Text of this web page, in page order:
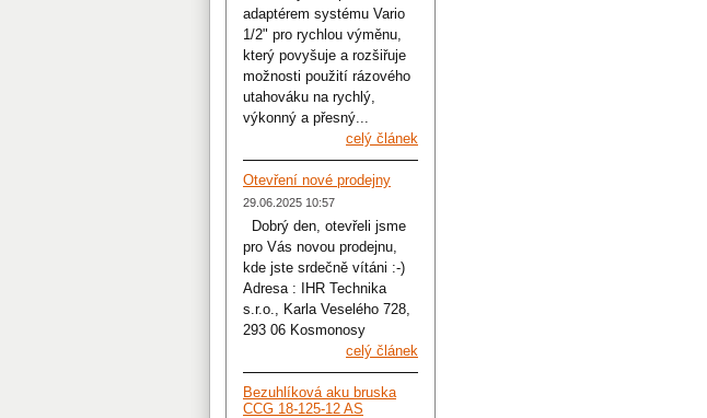
adaptérem systému Vario
1/2" pro rychlou výměnu,
který povyšuje a rozšiřuje
možnosti použití rázového
utahováku na rychlý,
výkonný a přesný...
celý článek
Otevření nové prodejny
29.06.2025 10:57
Dobrý den, otevřeli jsme
pro Vás novou prodejnu,
kde jste srdečně vítáni :-)
Adresa : IHR Technika
s.r.o., Karla Veselého 728,
293 06 Kosmonosy
celý článek
Bezuhlíková aku bruska
CCG 18-125-12 AS